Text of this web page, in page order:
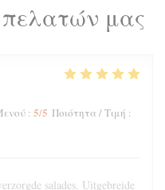
πελατών μας
: 5/5 Ποιότητα / Τιμή :
salades. Uitgebreide